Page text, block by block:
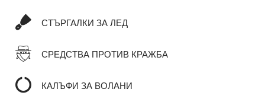
СТЪРГАЛКИ ЗА ЛЕД
СРЕДСТВА ПРОТИВ КРАЖБА
КАЛЪФИ ЗА ВОЛАНИ